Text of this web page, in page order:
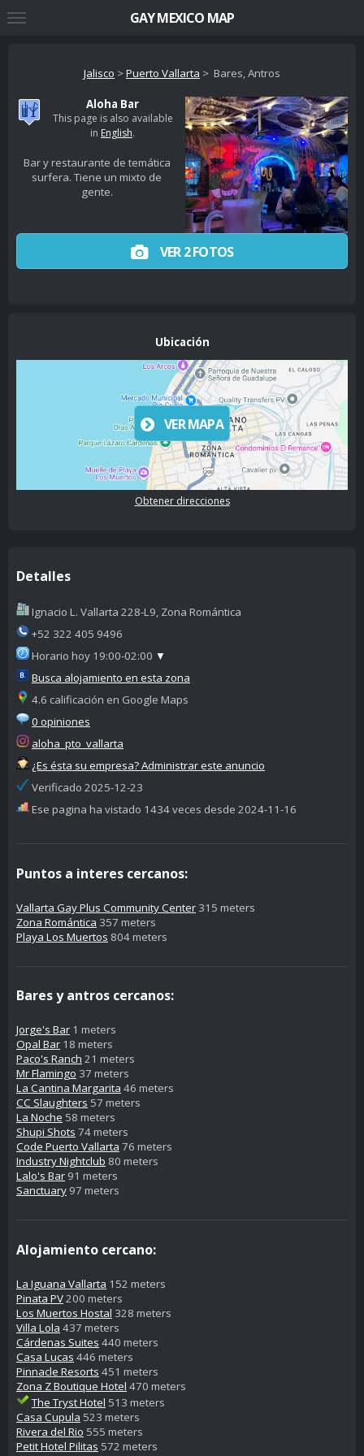
Jalisco >Puerto Vallarta > Bares, Antros
Aloha Bar
This page is also available
in English.
Bar y restaurante de temática
surfera. Tiene un mixto de
gente.
VER 2 FOTOS
Ubicación
VER MAPA
Obtener direcciones
Detalles
Ignacio L. Vallarta 228-L9, Zona Romántica
+52 322 405 9496
Horario hoy 19:00-02:00 ▼
Busca alojamiento en esta zona
4.6 calificación en Google Maps
0 opiniones
aloha_pto_vallarta
¿Es ésta su empresa? Administrar este anuncio
Verificado 2025-12-23
Ese pagina ha vistado 1434 veces desde 2024-11-16
Puntos a interes cercanos:
Vallarta Gay Plus Community Center 315 meters
Zona Romántica 357 meters
Playa Los Muertos 804 meters
Bares y antros cercanos:
Jorge's Bar 1 meters
Opal Bar 18 meters
Paco's Ranch 21 meters
Mr Flamingo 37 meters
La Cantina Margarita 46 meters
CC Slaughters 57 meters
La Noche 58 meters
Shupi Shots 74 meters
Code Puerto Vallarta 76 meters
Industry Nightclub 80 meters
Lalo's Bar 91 meters
Sanctuary 97 meters
Alojamiento cercano:
La Iguana Vallarta 152 meters
Pinata PV200 meters
Los Muertos Hostal 328 meters
Villa Lola 437 meters
Cárdenas Suites 440 meters
Casa Lucas 446 meters
Pinnacle Resorts 451 meters
Zona Z Boutique Hotel 470 meters
The Tryst Hotel 513 meters
Casa Cupula 523 meters
Rivera del Rio 555 meters
Petit Hotel Pilitas 572 meters
GAY MEXICO MAP